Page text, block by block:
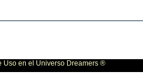
Uso en el Universo Dreamers ®